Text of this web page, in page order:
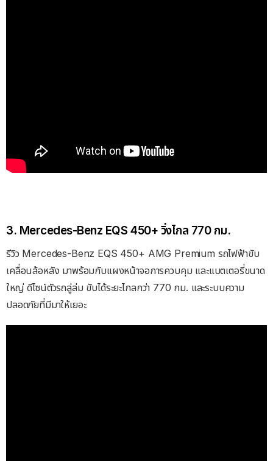
3. Mercedes-Benz EQS 450+ วิ่งไกล 770 กม.
รีวิว Mercedes-Benz EQS 450+ AMG Premium รถไฟฟ้าขับ
เคลื่อนล้อหลัง มาพร้อมกับแผงหน้าจอการควบคุม และแบตเตอรี่ขนาด
ใหญ่ ดีไซน์ตัวรถลู่ล่ม ขับได้ระยะไกลกว่า 770 กม. และระบบความ
ปลอดภัยที่มีมาให้เยอะ